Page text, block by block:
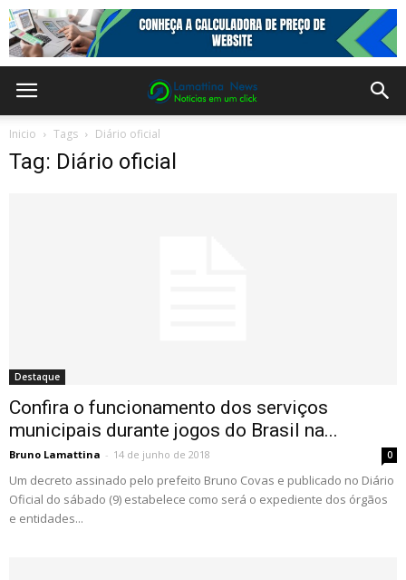
Inicio Tags Diário oficial
Tag: Diário oficial
Destaque
Confira o funcionamento dos serviços
municipais durante jogos do Brasil na...
Bruno Lamattina - 14 de junho de 2018 0
Um decreto assinado pelo prefeito Bruno Covas e publicado no Diário
Oficial do sábado (9) estabelece como será o expediente dos órgãos
e entidades...